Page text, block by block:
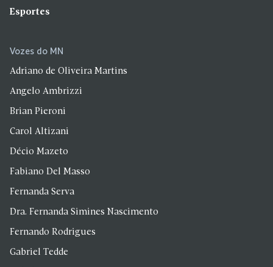
Esportes
Vozes do MN
Adriano de Oliveira Martins
Angelo Ambrizzi
Brian Pieroni
Carol Altizani
Décio Mazeto
Fabiano Del Masso
Fernanda Serva
Dra. Fernanda Simines Nascimento
Fernando Rodrigues
Gabriel Tedde